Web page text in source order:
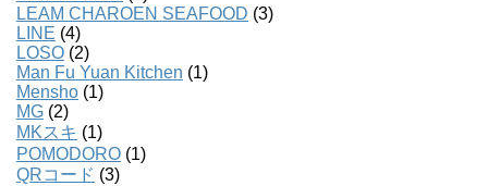
LEAM CHAROEN SEAFOOD (3)
LINE (4)
LOSO (2)
Man Fu Yuan Kitchen (1)
Mensho (1)
MG (2)
MKスキ (1)
POMODORO (1)
QRコード (3)